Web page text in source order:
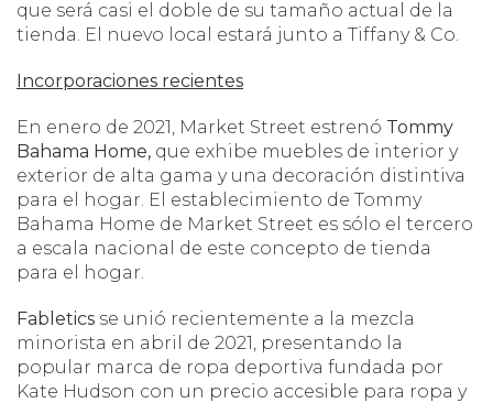
que será casi el doble de su tamaño actual de la
tienda. El nuevo local estará junto a Tiffany & Co.
Incorporaciones recientes
En enero de 2021, Market Street estrenó Tommy
Bahama Home, que exhibe muebles de interior y
exterior de alta gama y una decoración distintiva
para el hogar. El establecimiento de Tommy
Bahama Home de Market Street es sólo el tercero
a escala nacional de este concepto de tienda
para el hogar.
Fabletics se unió recientemente a la mezcla
minorista en abril de 2021, presentando la
popular marca de ropa deportiva fundada por
Kate Hudson con un precio accesible para ropa y